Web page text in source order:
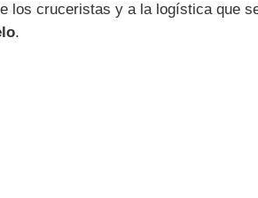
los cruceristas y a la logística que
.